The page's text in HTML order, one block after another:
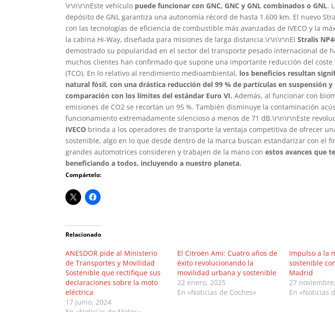
\r\n\r\nEste vehículo puede funcionar con GNC, GNC y GNL combinados o GNL.
depósito de GNL garantiza una autonomía récord de hasta 1.600 km. El nuevo
con las tecnologías de eficiencia de combustible más avanzadas de IVECO y la
la cabina Hi-Way, diseñada para misiones de larga distancia.\r\n\r\nElStralis
demostrado su popularidad en el sector del transporte pesado internacional de
muchos clientes han confirmado que supone una importante reducción del
(TCO). En lo relativo al rendimiento medioambiental, los beneficios resultan
natural fósil, con una drástica reducción del 99 % de partículas en suspensión y
comparación con los límites del estándar Euro VI. Además, al funcionar con
emisiones de CO2 se recortan un 95 %. También disminuye la contaminación
funcionamiento extremadamente silencioso a menos de 71 dB.\r\n\r\nEste
IVECO brinda a los operadores de transporte la ventaja competitiva de ofrecer
sostenible, algo en lo que desde dentro de la marca buscan estandarizar con el
grandes automotrices consideren y trabajen de la mano conestos avances que
beneficiando a todos, incluyendo a nuestro planeta.
Compártelo:
Relacionado
ANESDOR pide al Ministerio
de Transportes y Movilidad
Sostenible que rectifique sus
declaraciones sobre la moto
eléctrica
17 junio, 2024
El Citroën Ami: Cuatro años de
éxito revolucionando la
movilidad urbana y sostenible
22 enero, 2025
En «Noticias de Coches»
Impulso a la
sostenible
Madrid
27
En «Noticias